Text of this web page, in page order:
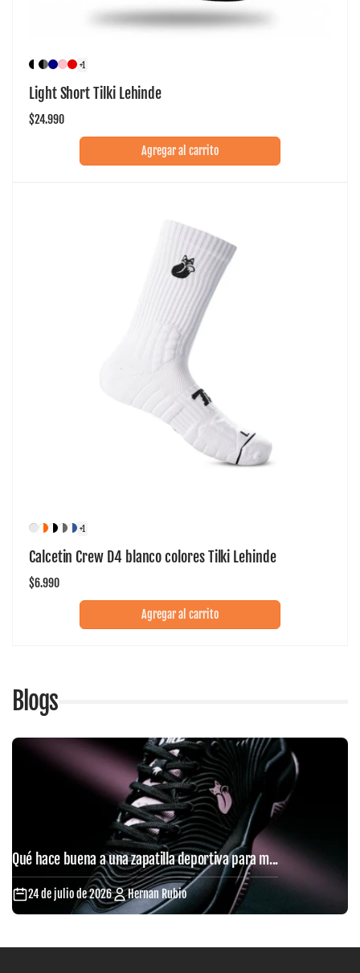
Light Short Tilki Lehinde
Precio
$24.990
+1
Agregar al carrito
Calcetin Crew D4 blanco colores Tilki Lehinde
Precio
$6.990
+1
Agregar al carrito
Blogs
Qué hace buena a una zapatilla deportiva para m...
24 de julio de 2026 Hernan Rubio